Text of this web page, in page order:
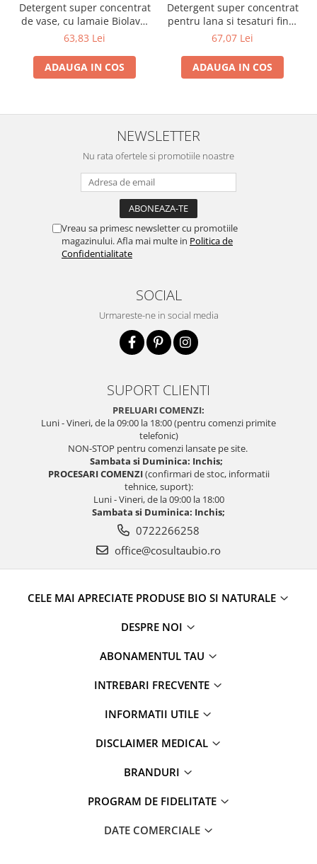
Detergent super concentrat
de vase, cu lamaie Biolavo,
1000ml Argital
63,83 Lei
ADAUGA IN COS
Detergent super concentrat
pentru lana si tesaturi fine,
1000ml Argital
67,07 Lei
ADAUGA IN COS
NEWSLETTER
Nu rata ofertele si promotiile noastre
Vreau sa primesc newsletter cu promotiile
magazinului. Afla mai multe in Politica de
Confidentialitate
SOCIAL
Urmareste-ne in social media
SUPORT CLIENTI
PRELUARI COMENZI:
Luni - Vineri, de la 09:00 la 18:00 (pentru comenzi primite
telefonic)
NON-STOP pentru comenzi lansate pe site.
Sambata si Duminica: Inchis;
PROCESARI COMENZI(confirmari de stoc, informatii
tehnice, suport):
Luni - Vineri, de la 09:00 la 18:00
Sambata si Duminica: Inchis;
0722266258
office@cosultaubio.ro
CELE MAI APRECIATE PRODUSE BIO SI NATURALE
DESPRE NOI
ABONAMENTUL TAU
INTREBARI FRECVENTE
INFORMATII UTILE
DISCLAIMER MEDICAL
BRANDURI
PROGRAM DE FIDELITATE
DATE COMERCIALE